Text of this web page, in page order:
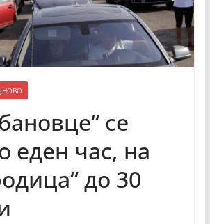
се
еден час, на
до 30